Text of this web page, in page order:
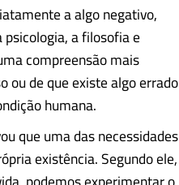
a algo negativo,
a filosofia e
compreensão mais
ou de que existe algo errado
humana.
que uma das necessidades
existência. Segundo ele,